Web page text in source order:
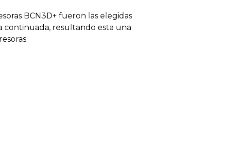
BCN3D+ fueron las elegidas
continuada, resultando esta una